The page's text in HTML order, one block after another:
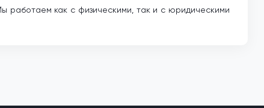
работаем как с физическими, так и с юридическими